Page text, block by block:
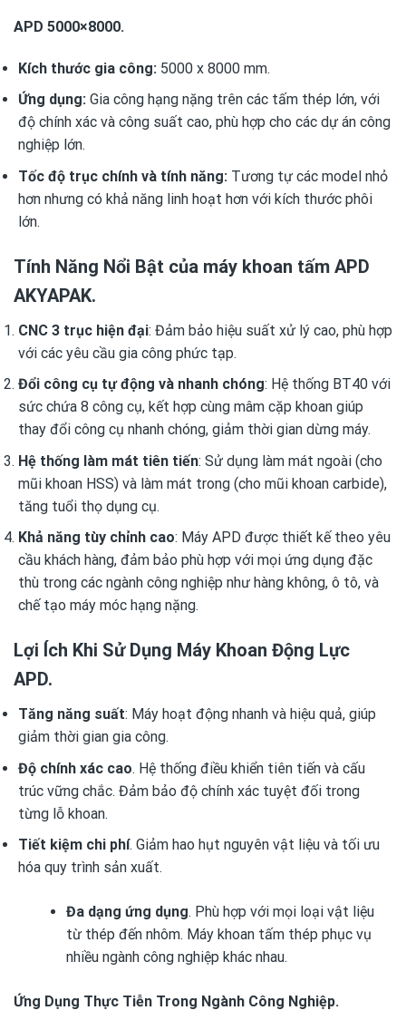
APD 5000×8000.
Kích thước gia công:5000 x 8000 mm.
Ứng dụng:Gia công hạng nặng trên các tấm thép lớn, với
độ chính xác và công suất cao, phù hợp cho các dự án công
nghiệp lớn.
Tốc độ trục chính và tính năng:Tương tự các model nhỏ
hơn nhưng có khả năng linh hoạt hơn với kích thước phôi
lớn.
Tính Năng Nổi Bật của máy khoan tấm APD
AKYAPAK.
CNC 3 trục hiện đại: Đảm bảo hiệu suất xử lý cao, phù hợp
với các yêu cầu gia công phức tạp.
Đổi công cụ tự động và nhanh chóng: Hệ thống BT40 với
sức chứa 8 công cụ, kết hợp cùng mâm cặp khoan giúp
thay đổi công cụ nhanh chóng, giảm thời gian dừng máy.
Hệ thống làm mát tiên tiến: Sử dụng làm mát ngoài (cho
mũi khoan HSS) và làm mát trong (cho mũi khoan carbide),
tăng tuổi thọ dụng cụ.
Khả năng tùy chỉnh cao: Máy APD được thiết kế theo yêu
cầu khách hàng, đảm bảo phù hợp với mọi ứng dụng đặc
thù trong các ngành công nghiệp như hàng không, ô tô, và
chế tạo máy móc hạng nặng.
Lợi Ích Khi Sử Dụng Máy Khoan Động Lực
APD.
Tăng năng suất: Máy hoạt động nhanh và hiệu quả, giúp
giảm thời gian gia công.
Độ chính xác cao. Hệ thống điều khiển tiên tiến và cấu
trúc vững chắc. Đảm bảo độ chính xác tuyệt đối trong
từng lỗ khoan.
Tiết kiệm chi phí. Giảm hao hụt nguyên vật liệu và tối ưu
hóa quy trình sản xuất.
Đa dạng ứng dụng. Phù hợp với mọi loại vật liệu
từ thép đến nhôm. Máy khoan tấm thép phục vụ
nhiều ngành công nghiệp khác nhau.
Ứng Dụng Thực Tiễn Trong Ngành Công Nghiệp.